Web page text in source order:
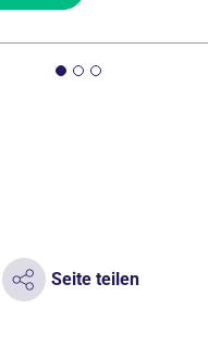
Seite teilen